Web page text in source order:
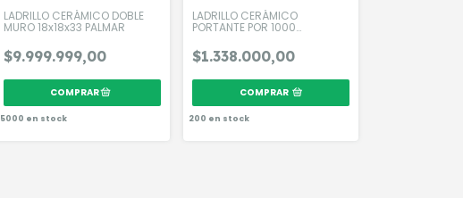
LADRILLO CERÁMICO DOBLE
MURO 18x18x33 PALMAR
$9.999.999,00
5000 en stock
LADRILLO CERÁMICO
PORTANTE POR 1000
$1.338.000,00
COMPRAR
200 en stock